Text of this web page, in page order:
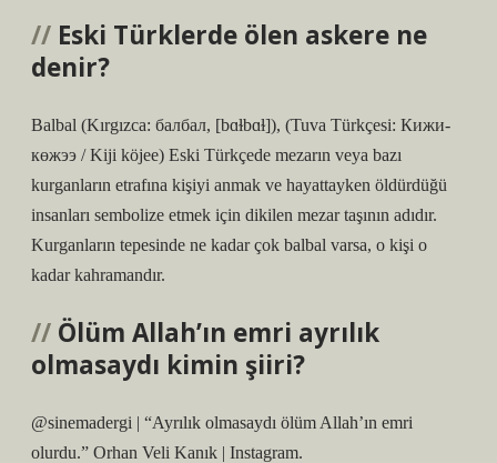
Eski Türklerde ölen askere ne
denir?
Balbal (Kırgızca: балбал, [bɑɫbɑɫ]), (Tuva Türkçesi: Кижи-
көжээ / Kiji köjee) Eski Türkçede mezarın veya bazı
kurganların etrafına kişiyi anmak ve hayattayken öldürdüğü
insanları sembolize etmek için dikilen mezar taşının adıdır.
Kurganların tepesinde ne kadar çok balbal varsa, o kişi o
kadar kahramandır.
Ölüm Allah’ın emri ayrılık
olmasaydı kimin şiiri?
@sinemadergi | “Ayrılık olmasaydı ölüm Allah’ın emri
olurdu.” Orhan Veli Kanık | Instagram.